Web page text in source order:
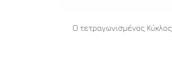
Ο τετραγωνισμένος Κύκλος